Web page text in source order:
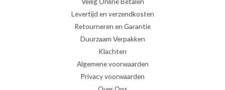
Levertijd en verzendkosten
Retourneren en Garantie
Duurzaam Verpakken
Klachten
Algemene voorwaarden
Privacy voorwaarden